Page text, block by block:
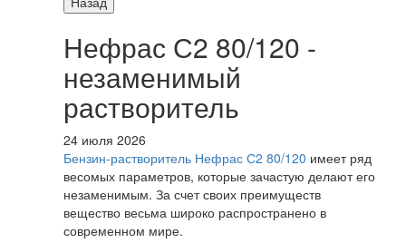
Нефрас С2 80/120 -
незаменимый
растворитель
24 июля 2026
Бензин-растворитель Нефрас С2 80/120 имеет ряд
весомых параметров, которые зачастую делают его
незаменимым. За счет своих преимуществ
вещество весьма широко распространено в
современном мире.